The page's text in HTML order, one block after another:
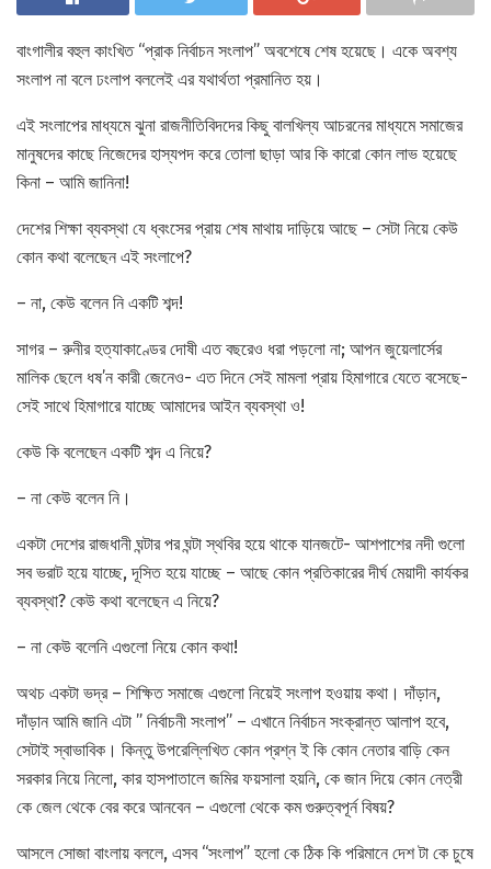
বাংগালীর বহুল কাংখিত “প্রাক নির্বাচন সংলাপ” অবশেষে শেষ হয়েছে। একে অবশ্য
সংলাপ না বলে ঢংলাপ বললেই এর যথার্থতা প্রমানিত হয়।
এই সংলাপের মাধ্যমে ঝুনা রাজনীতিবিদদের কিছু বালখিল্য আচরনের মাধ্যমে সমাজের
মানুষদের কাছে নিজেদের হাস্যপদ করে তোলা ছাড়া আর কি কারো কোন লাভ হয়েছে
কিনা – আমি জানিনা!
দেশের শিক্ষা ব্যবস্থা যে ধ্বংসের প্রায় শেষ মাথায় দাড়িয়ে আছে – সেটা নিয়ে কেউ
কোন কথা বলেছেন এই সংলাপে?
– না, কেউ বলেন নি একটি শব্দ!
সাগর – রুনীর হত্যাকাণ্ডের দোষী এত বছরেও ধরা পড়লো না; আপন জুয়েলার্সের
মালিক ছেলে ধষ’ন কারী জেনেও- এত দিনে সেই মামলা প্রায় হিমাগারে যেতে বসেছে-
সেই সাথে হিমাগারে যাচ্ছে আমাদের আইন ব্যবস্থা ও!
কেউ কি বলেছেন একটি শব্দ এ নিয়ে?
– না কেউ বলেন নি।
একটা দেশের রাজধানী ঘন্টার পর ঘন্টা স্থবির হয়ে থাকে যানজটে- আশপাশের নদী গুলো
সব ভরাট হয়ে যাচ্ছে, দূসিত হয়ে যাচ্ছে – আছে কোন প্রতিকারের দীর্ঘ মেয়াদী কার্যকর
ব্যবস্থা? কেউ কথা বলেছেন এ নিয়ে?
– না কেউ বলেনি এগুলো নিয়ে কোন কথা!
অথচ একটা ভদ্র – শিক্ষিত সমাজে এগুলো নিয়েই সংলাপ হওয়ায় কথা। দাঁড়ান,
দাঁড়ান আমি জানি এটা ” নির্বাচনী সংলাপ” – এখানে নির্বাচন সংক্রান্ত আলাপ হবে,
সেটাই স্বাভাবিক। কিন্তু উপরেল্লিখিত কোন প্রশ্ন ই কি কোন নেতার বাড়ি কেন
সরকার নিয়ে নিলো, কার হাসপাতালে জমির ফয়সালা হয়নি, কে জান দিয়ে কোন নেত্রী
কে জেল থেকে বের করে আনবেন – এগুলো থেকে কম গুরুত্বপূর্ন বিষয়?
আসলে সোজা বাংলায় বললে, এসব “সংলাপ” হলো কে ঠিক কি পরিমানে দেশ টা কে চুষে